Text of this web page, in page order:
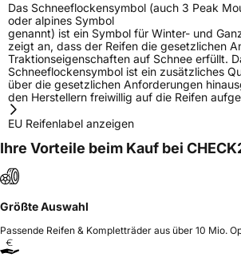
Das Schneeflockensymbol (auch 3 Peak
oder alpines Symbol
genannt) ist ein Symbol für Winter- und
zeigt an, dass der Reifen die gesetzlichen
Traktionseigenschaften auf Schnee erfüllt.
Schneeflockensymbol ist ein zusätzliches
über die gesetzlichen Anforderungen
den Herstellern freiwillig auf die Reifen
EU Reifenlabel anzeigen
Ihre Vorteile beim Kauf bei
Größte Auswahl
Passende Reifen & Kompletträder aus über 10 Mio.